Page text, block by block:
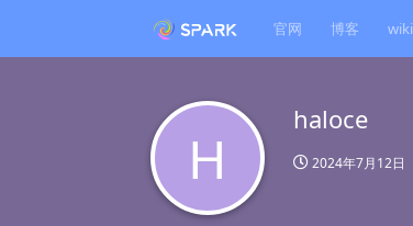
官网 博客 wiki
H
haloce
2024年7月12日